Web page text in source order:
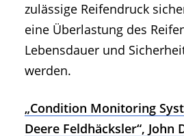
zulässige Reifendruck
eine Überlastung des
Lebensdauer und
werden.
„Condition Monitoring
Deere Feldhäcksler“, John